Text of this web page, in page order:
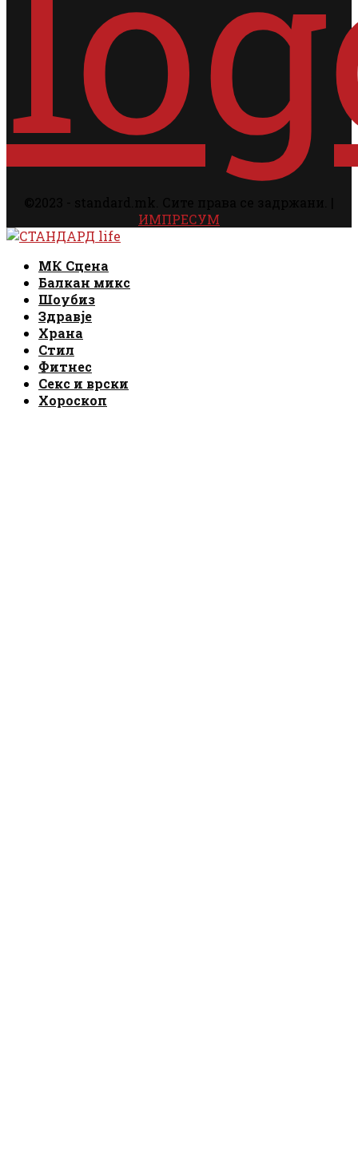
ИМПРЕСУМ
Facebook
Instagram
Email
Rss
МК Сцена
Балкан микс
Шоубиз
Здравје
Храна
Стил
Фитнес
Секс и врски
Хороскоп